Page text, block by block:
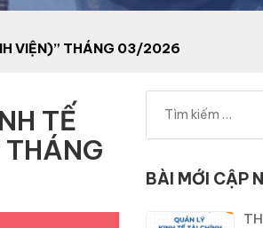
VIỆN)” THÁNG 03/2026
TẾ
THÁNG
BÀI MỚI CẬP